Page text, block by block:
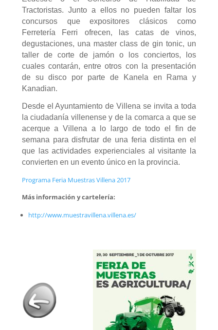
Tractoristas. Junto a ellos no pueden faltar los
concursos que expositores clásicos como
Ferretería Ferri ofrecen, las catas de vinos,
degustaciones, una master class de gin tonic, un
taller de corte de jamón o los conciertos, los
cuales contarán, entre otros con la presentación
de su disco por parte de Kanela en Rama y
Kanadian.
Desde el Ayuntamiento de Villena se invita a toda
la ciudadanía villenense y de la comarca a que se
acerque a Villena a lo largo de todo el fin de
semana para disfrutar de una feria distinta en el
que las actividades experienciales al visitante la
convierten en un evento único en la provincia.
Programa Feria Muestras Villena 2017
Más información y cartelería:
http://www.muestravillena.villena.es/